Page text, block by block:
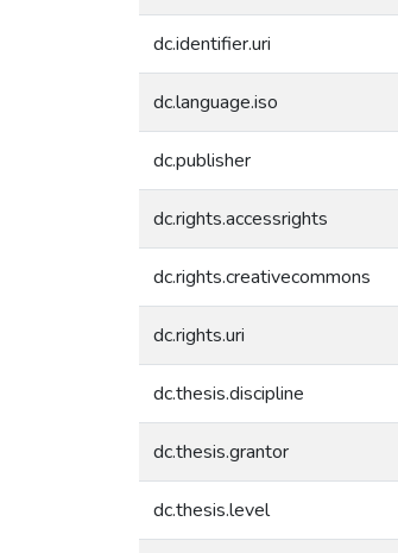
dc.identifier.uri
dc.language.iso
dc.publisher
dc.rights.accessrights
dc.rights.creativecommons
dc.rights.uri
dc.thesis.discipline
dc.thesis.grantor
dc.thesis.level